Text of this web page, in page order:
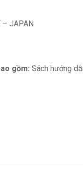
– JAPAN
gồm: Sách hướng